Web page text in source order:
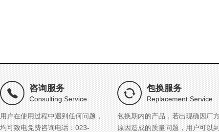
咨询服务
Consulting Service
用户在使用过程中遇到任何问题，
均可致电免费咨询电话：023-
包换服务
Replacement Service
包换期内的产品，若出现确因厂
原因造成的质量问题，用户可以